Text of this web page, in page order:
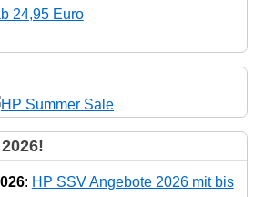
24,95 Euro
: HP SSV Angebote 2026 mit bis